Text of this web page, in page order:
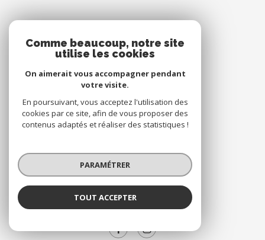
1 Rue d'Amiens 60120 Breteuil
14 Place de Verdun 60120 Breteuil
+33 3 75 00 12 00
contact@dorimmo.com
NOS RÉSEAUX
Nous suivre
Comme beaucoup, notre site
utilise les cookies
On aimerait vous accompagner pendant
votre visite.
En poursuivant, vous acceptez l'utilisation des
cookies par ce site, afin de vous proposer des
contenus adaptés et réaliser des statistiques !
PARAMÉTRER
TOUT ACCEPTER